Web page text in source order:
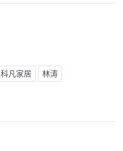
科凡家居 林涛